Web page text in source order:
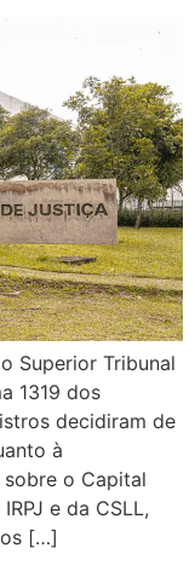
Superior Tribunal
1319 dos
decidiram de
à
o Capital
e da CSLL,
[…]